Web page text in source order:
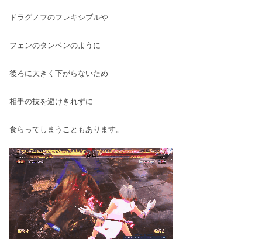
ドラグノフのフレキシブルや
フェンのタンベンのように
後ろに大きく下がらないため
相手の技を避けきれずに
食らってしまうこともあります。